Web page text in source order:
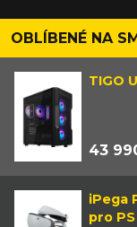
OBLÍBENÉ NA
TIGO
43
iPega
pro